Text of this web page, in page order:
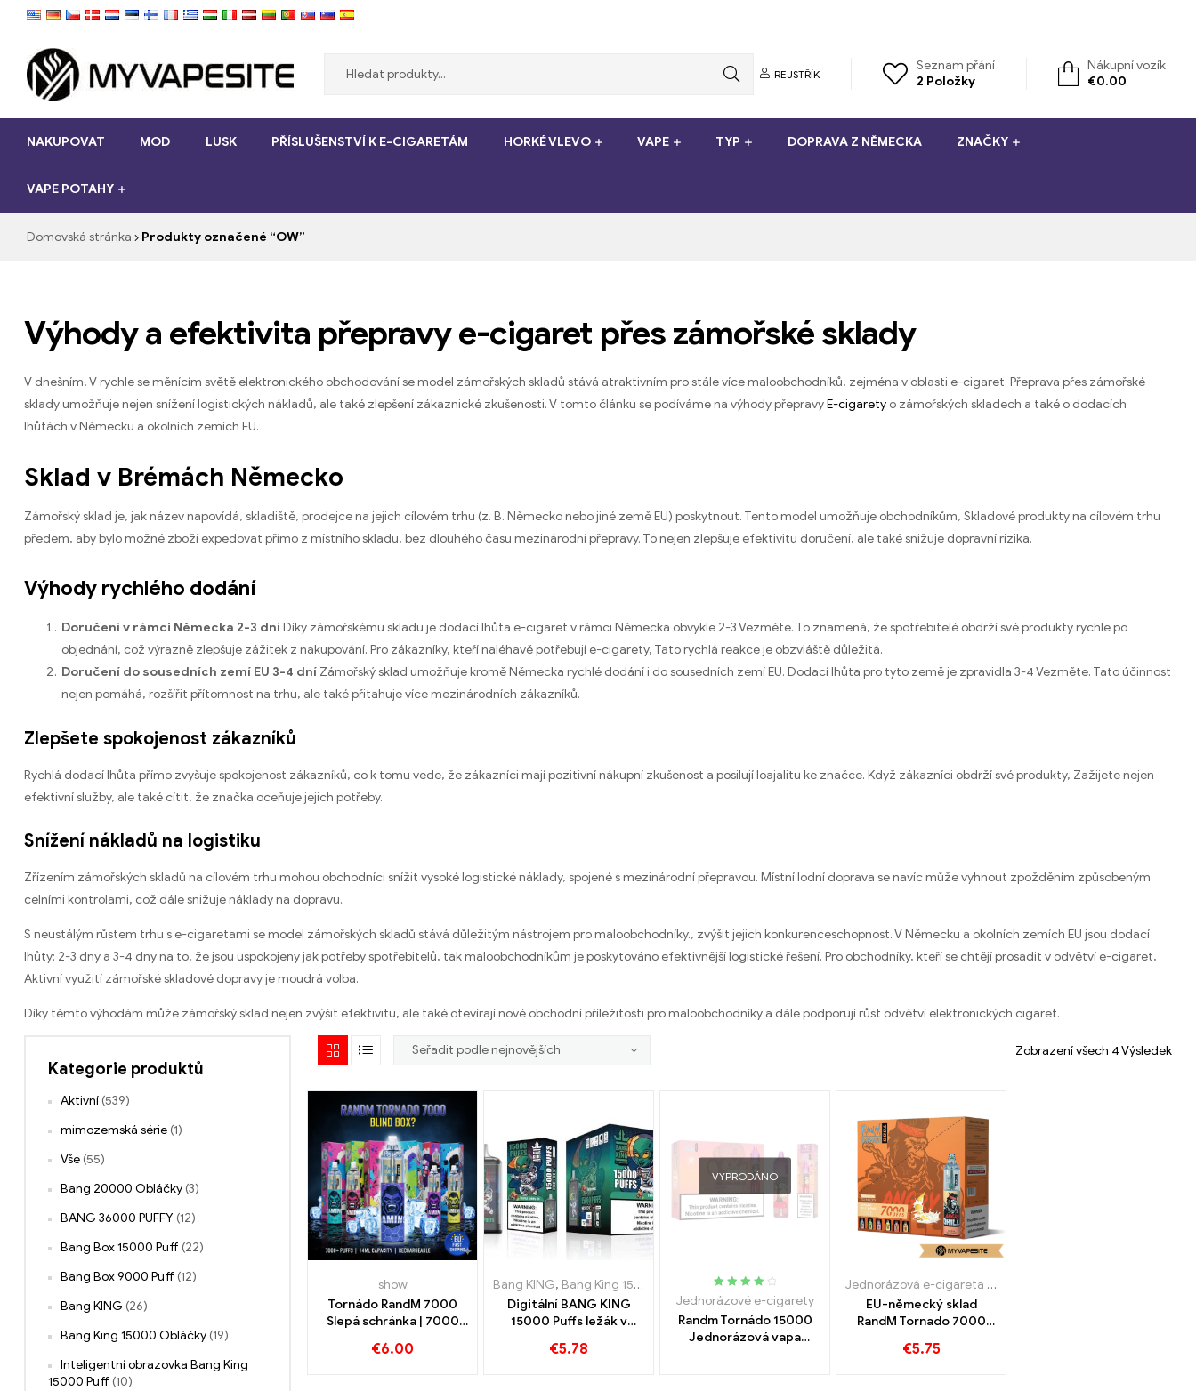
Myvapesite.de
cigarety
levné
online
REJSTŘÍK
Seznam přání
2 Položky
Nákupní vozík
€0.00
NAKUPOVAT MOD LUSK PŘÍSLUŠENSTVÍ K E-CIGARETÁM HORKÉ VLEVO VAPE TYP DOPRAVA Z NĚMECKA ZNAČKY
VAPE POTAHY
Domovská stránka Produkty označené “OW”
Výhody a efektivita přepravy e-cigaret přes zámořské sklady
V dnešním, V rychle se měnícím světě elektronického obchodování se model zámořských skladů stává atraktivním pro stále více maloobchodníků, zejména v oblasti e-cigaret. Přeprava přes zámořské
sklady umožňuje nejen snížení logistických nákladů, ale také zlepšení zákaznické zkušenosti. V tomto článku se podíváme na výhody přepravyE-cigarety o zámořských skladech a také o dodacích
lhůtách v Německu a okolních zemích EU.
Sklad v Brémách Německo
Zámořský sklad je, jak název napovídá, skladiště, prodejce na jejich cílovém trhu (z. B. Německo nebo jiné země EU) poskytnout. Tento model umožňuje obchodníkům, Skladové produkty na cílovém trhu
předem, aby bylo možné zboží expedovat přímo z místního skladu, bez dlouhého času mezinárodní přepravy. To nejen zlepšuje efektivitu doručení, ale také snižuje dopravní rizika.
Výhody rychlého dodání
Doručení v rámci Německa 2-3 dníDíky zámořskému skladu je dodací lhůta e-cigaret v rámci Německa obvykle 2-3 Vezměte. To znamená, že spotřebitelé obdrží své produkty rychle po
objednání, což výrazně zlepšuje zážitek z nakupování. Pro zákazníky, kteří naléhavě potřebují e-cigarety, Tato rychlá reakce je obzvláště důležitá.
Doručení do sousedních zemí EU 3-4 dní Zámořský sklad umožňuje kromě Německa rychlé dodání i do sousedních zemí EU. Dodací lhůta pro tyto země je zpravidla 3-4 Vezměte. Tato účinnost
nejen pomáhá, rozšířit přítomnost na trhu, ale také přitahuje více mezinárodních zákazníků.
Zlepšete spokojenost zákazníků
Rychlá dodací lhůta přímo zvyšuje spokojenost zákazníků, co k tomu vede, že zákazníci mají pozitivní nákupní zkušenost a posilují loajalitu ke značce. Když zákazníci obdrží své produkty, Zažijete nejen
efektivní služby, ale také cítit, že značka oceňuje jejich potřeby.
Snížení nákladů na logistiku
Zřízením zámořských skladů na cílovém trhu mohou obchodníci snížit vysoké logistické náklady, spojené s mezinárodní přepravou. Místní lodní doprava se navíc může vyhnout zpožděním způsobeným
celními kontrolami, což dále snižuje náklady na dopravu.
S neustálým růstem trhu s e-cigaretami se model zámořských skladů stává důležitým nástrojem pro maloobchodníky., zvýšit jejich konkurenceschopnost. V Německu a okolních zemích EU jsou dodací
lhůty: 2-3 dny a 3-4 dny na to, že jsou uspokojeny jak potřeby spotřebitelů, tak maloobchodníkům je poskytováno efektivnější logistické řešení. Pro obchodníky, kteří se chtějí prosadit v odvětví e-cigaret,
Aktivní využití zámořské skladové dopravy je moudrá volba.
Díky těmto výhodám může zámořský sklad nejen zvýšit efektivitu, ale také otevírají nové obchodní příležitosti pro maloobchodníky a dále podporují růst odvětví elektronických cigaret.
Zobrazení všech 4 Výsledek
show
Tornádo RandM 7000
Slepá schránka | 7000
po EU
€6.00
Bang KING, Bang King 15000 Obláčky Jednorázová e-cigareta s nikotinem, Jednorázové e-cigarety
Digitální BANG KING
15000 Puffs ležák v
Bezoškolské potěšení
€5.78
VYPRODÁNO
Hodnoceno
5
Jednorázové e-cigarety
Randm Tornádo 15000
Jednorázová vapa
Jednorázová e-cigareta s nikotinem
EU-německý sklad
RandM Tornado 7000
Obláčky
€5.75
Kategorie produktů
Aktivní (539)
mimozemská série (1)
Vše (55)
Bang 20000 Obláčky (3)
BANG 36000 PUFFY (12)
Bang Box 15000 Puff (22)
Bang Box 9000 Puff (12)
Bang KING (26)
Bang King 15000 Obláčky (19)
Inteligentní obrazovka Bang King
15000 Puff (10)